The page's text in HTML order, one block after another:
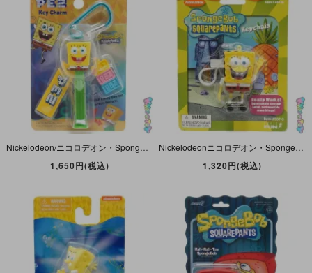
1,650円(税込) 1,320円(税込)